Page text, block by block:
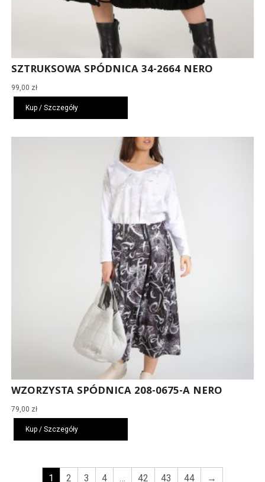
SZTRUKSOWA SPÓDNICA 34-2664 NERO
99,00 zł
Kup / Szczegóły
WZORZYSTA SPÓDNICA 208-0675-A NERO
79,00 zł
Kup / Szczegóły
1 2 3 4 … 42 43 44 →